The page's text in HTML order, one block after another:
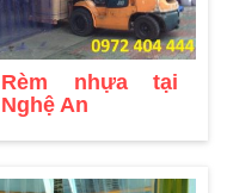
Rèm nhựa tại
Nghệ An